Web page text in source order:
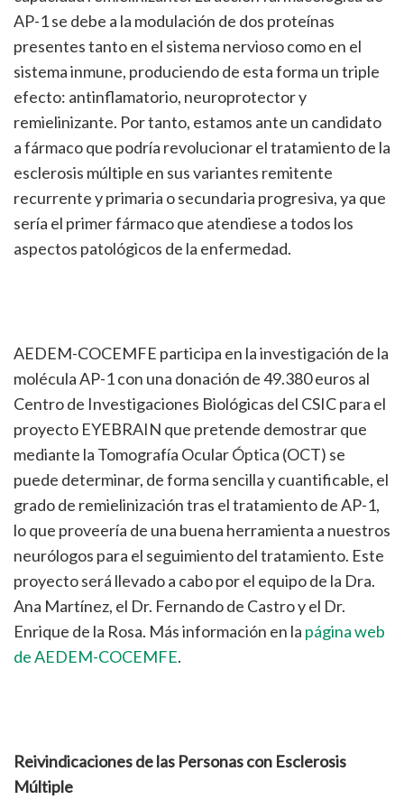
AP-1 se debe a la modulación de dos proteínas
presentes tanto en el sistema nervioso como en el
sistema inmune, produciendo de esta forma un triple
efecto: antinflamatorio, neuroprotector y
remielinizante. Por tanto, estamos ante un candidato
a fármaco que podría revolucionar el tratamiento de la
esclerosis múltiple en sus variantes remitente
recurrente y primaria o secundaria progresiva, ya que
sería el primer fármaco que atendiese a todos los
aspectos patológicos de la enfermedad.
AEDEM-COCEMFE participa en la investigación de la
molécula AP-1 con una donación de 49.380 euros al
Centro de Investigaciones Biológicas del CSIC para el
proyecto EYEBRAIN que pretende demostrar que
mediante la Tomografía Ocular Óptica (OCT) se
puede determinar, de forma sencilla y cuantificable, el
grado de remielinización tras el tratamiento de AP-1,
lo que proveería de una buena herramienta a nuestros
neurólogos para el seguimiento del tratamiento. Este
proyecto será llevado a cabo por el equipo de la Dra.
Ana Martínez, el Dr. Fernando de Castro y el Dr.
Enrique de la Rosa. Más información en la página web
de AEDEM-COCEMFE.
Reivindicaciones de las Personas con Esclerosis
Múltiple